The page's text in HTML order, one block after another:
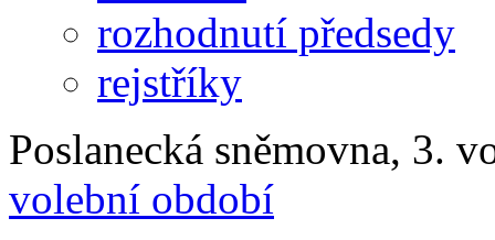
rozhodnutí předsedy
rejstříky
Poslanecká sněmovna, 3.
volební období